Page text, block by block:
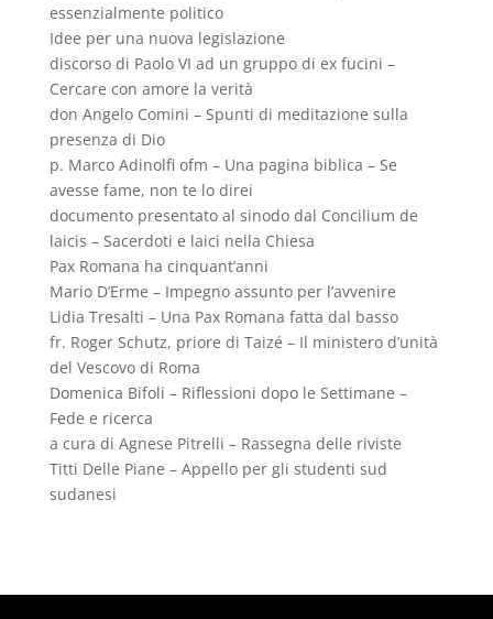
essenzialmente politico
Idee per una nuova legislazione
discorso di Paolo VI ad un gruppo di ex fucini –
Cercare con amore la verità
don Angelo Comini – Spunti di meditazione sulla
presenza di Dio
p. Marco Adinolfi ofm – Una pagina biblica – Se
avesse fame, non te lo direi
documento presentato al sinodo dal Concilium de
laicis – Sacerdoti e laici nella Chiesa
Pax Romana ha cinquant’anni
Mario D’Erme – Impegno assunto per l’avvenire
Lidia Tresalti – Una Pax Romana fatta dal basso
fr. Roger Schutz, priore di Taizé – Il ministero d’unità
del Vescovo di Roma
Domenica Bifoli – Riflessioni dopo le Settimane –
Fede e ricerca
a cura di Agnese Pitrelli – Rassegna delle riviste
Titti Delle Piane – Appello per gli studenti sud
sudanesi